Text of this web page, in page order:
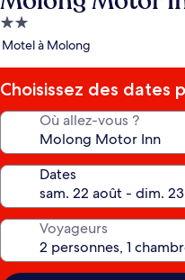
Hébergement
2.0 étoiles
Motel à Molong
Choisissez des dates
Où allez-vous ?
Dates
Voyageurs